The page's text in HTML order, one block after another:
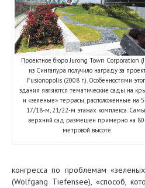
Проектное бюро Jurong Town Corporation
из Сингапура получило награду за
Fusionopolis (2008 г.). Особенностями
здания являются тематические сады на
и «зеленые» террасы, расположенные на
17/18-м, 21/22-м этажах комплекса.
верхний сад размещен примерно на
метровой высоте.
конгресса по проблемам
(Wolfgang Tiefensee), «способ,